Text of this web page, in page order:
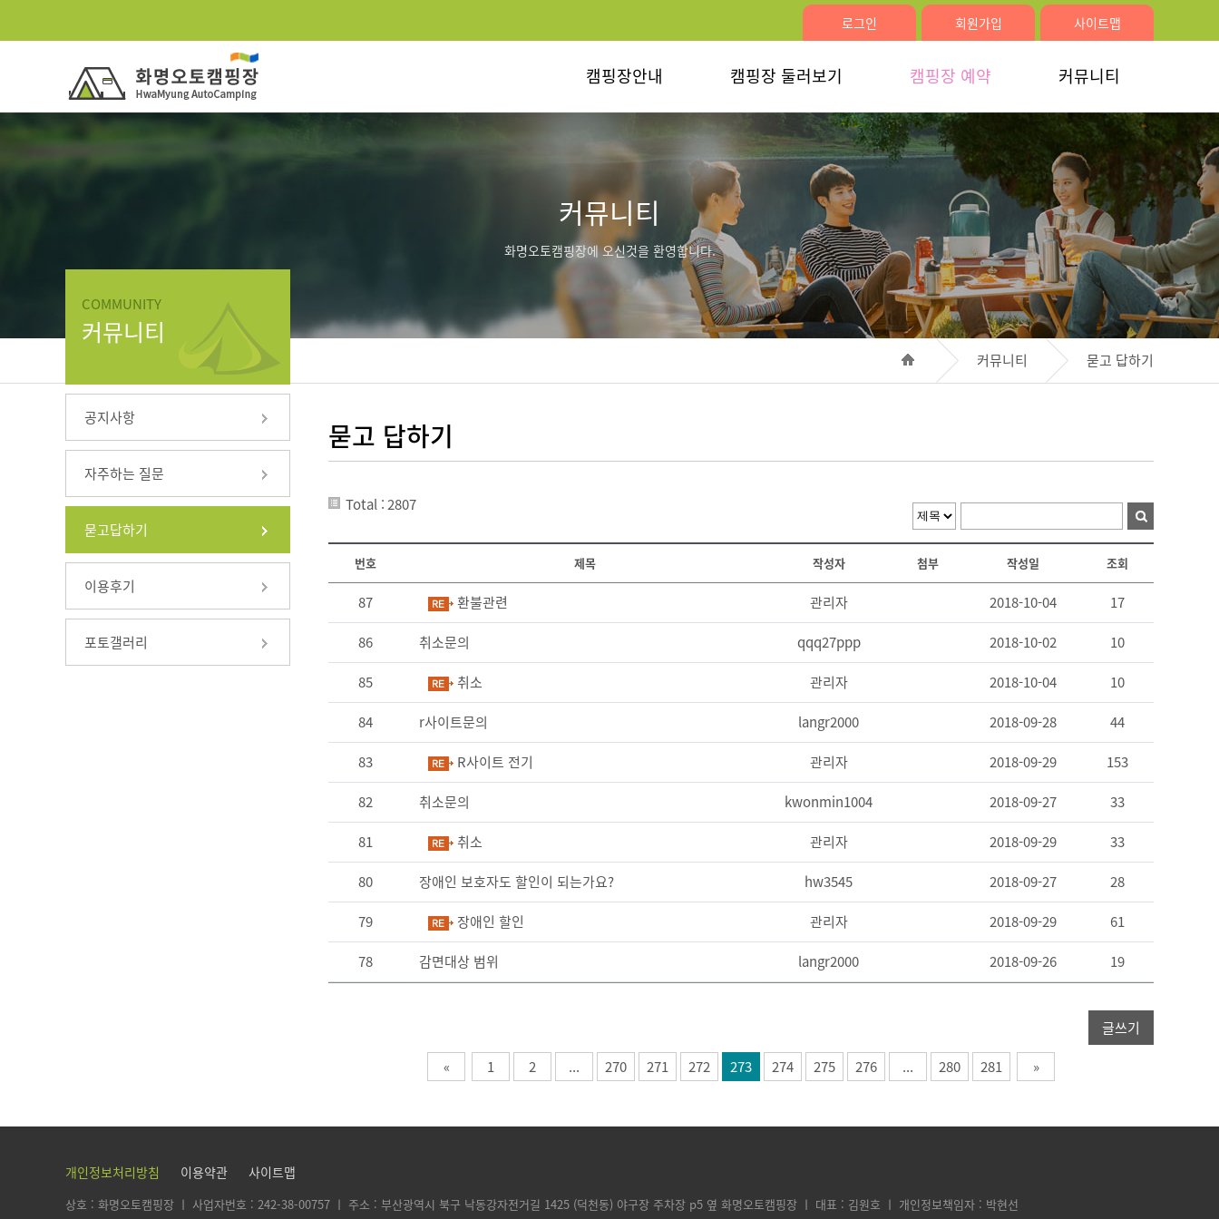
로그인 회원가입 사이트맵
캠핑장안내 캠핑장 둘러보기 캠핑장 예약 커뮤니티
커뮤니티
화명오토캠핑장에 오신것을 환영합니다.
COMMUNITY
커뮤니티
공지사항
자주하는 질문
묻고답하기
이용후기
포토갤러리
커뮤니티 묻고 답하기
묻고 답하기
Total : 2807
번호 제목 작성자 첨부 작성일 조회
87 환불관련 관리자 2018-10-04
17
86
취소문의 qqq27ppp 2018-10-02
10
85
취소 관리자 2018-10-04
10
84
r사이트문의 langr2000 2018-09-28
44
83
R사이트 전기 관리자 2018-09-29
153
82
취소문의 kwonmin1004 2018-09-27
33
81
취소 관리자 2018-09-29
33
80
장애인 보호자도 할인이 되는가요? hw3545 2018-09-27
28
79
장애인 할인 관리자 2018-09-29
61
78
감면대상 범위 langr2000 2018-09-26 19
글쓰기
«
1 2 ... 270 271 272 273 274 275 276 ... 280 281 »
개인정보처리방침 이용약관 사이트맵
상호 : 화명오토캠핑장 ㅣ 사업자번호 : 242-38-00757 ㅣ 주소 : 부산광역시 북구 낙동강자전거길 1425 (덕천동) 야구장 주차장 p5 옆 화명오토캠핑장 ㅣ 대표 : 김원호 ㅣ 개인정보책임자 : 박현선